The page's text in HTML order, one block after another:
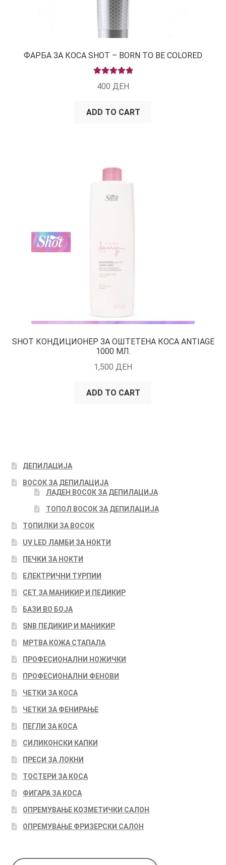
ФАРБА ЗА КОСА SHOT – BORN TO BE COLORED
OUT OF 5
400 ДЕН
ADD TO CART
SHOT КОНДИЦИОНЕР ЗА ОШТЕТЕНА КОСА ANTIAGE
1000 МЛ.
1,500 ДЕН
ADD TO CART
ДЕПИЛАЦИЈА
ВОСОК ЗА ДЕПИЛАЦИЈА
ЛАДЕН ВОСОК ЗА ДЕПИЛАЦИЈА
ТОПОЛ ВОСОК ЗА ДЕПИЛАЦИЈА
ТОПИЛКИ ЗА ВОСОК
UV LED ЛАМБИ ЗА НОКТИ
ПЕЧКИ ЗА НОКТИ
ЕЛЕКТРИЧНИ ТУРПИИ
СЕТ ЗА МАНИКИР И ПЕДИКИР
БАЗИ ВО БОЈА
SNB ПЕДИКИР И МАНИКИР
МРТВА КОЖА СТАПАЛА
ПРОФЕСИОНАЛНИ НОЖИЧКИ
ПРОФЕСИОНАЛНИ ФЕНОВИ
ЧЕТКИ ЗА КОСА
ЧЕТКИ ЗА ФЕНИРАЊЕ
ПЕГЛИ ЗА КОСА
СИЛИКОНСКИ КАПКИ
ПРЕСИ ЗА ЛОКНИ
ТОСТЕРИ ЗА КОСА
ФИГАРА ЗА КОСА
ОПРЕМУВАЊЕ КОЗМЕТИЧКИ САЛОН
ОПРЕМУВАЊЕ ФРИЗЕРСКИ САЛОН